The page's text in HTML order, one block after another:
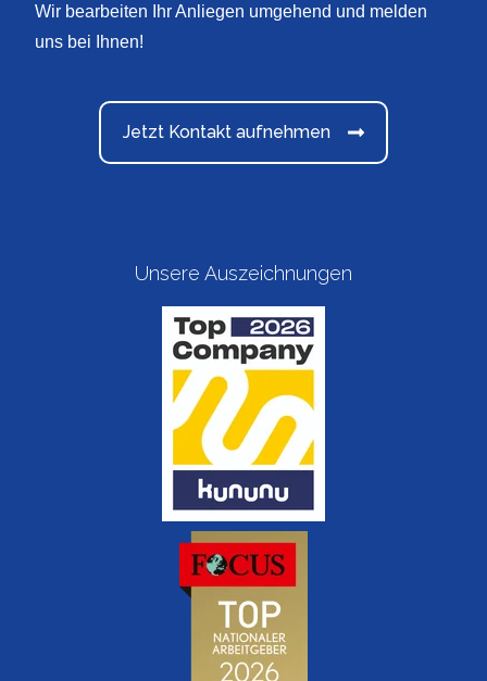
Wir bearbeiten Ihr Anliegen umgehend und melden
uns bei Ihnen!
Jetzt Kontakt aufnehmen
Unsere Auszeichnungen